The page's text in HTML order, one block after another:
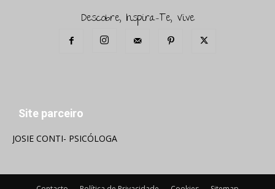
Descobre, Inspira-Te, Vive
Site parceiro
JOSIE CONTI- PSICÓLOGA